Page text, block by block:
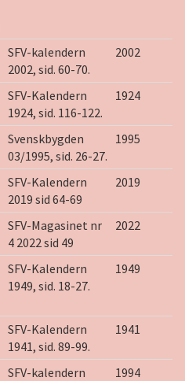
SFV-kalendern
2002, sid. 60-70.
2002
SFV-Kalendern
1924, sid. 116-122.
1924
Svenskbygden
03/1995, sid. 26-27.
1995
SFV-Kalendern
2019 sid 64-69
2019
SFV-Magasinet nr
4 2022 sid 49
2022
SFV-Kalendern
1949, sid. 18-27.
1949
SFV-Kalendern
1941, sid. 89-99.
1941
SFV-kalendern 1994